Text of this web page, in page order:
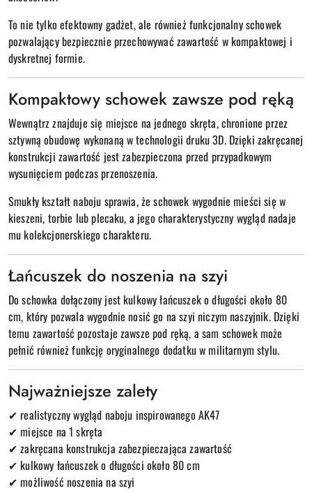
To nie tylko efektowny gadżet, ale również funkcjonalny schowek
pozwalający bezpiecznie przechowywać zawartość w kompaktowej i
dyskretnej formie.
Kompaktowy schowek zawsze pod ręką
Wewnątrz znajduje się miejsce na jednego skręta, chronione przez
sztywną obudowę wykonaną w technologii druku 3D. Dzięki zakręcanej
konstrukcji zawartość jest zabezpieczona przed przypadkowym
wysunięciem podczas przenoszenia.
Smukły kształt naboju sprawia, że schowek wygodnie mieści się w
kieszeni, torbie lub plecaku, a jego charakterystyczny wygląd nadaje
mu kolekcjonerskiego charakteru.
Łańcuszek do noszenia na szyi
Do schowka dołączony jest kulkowy łańcuszek o długości około 80
cm, który pozwala wygodnie nosić go na szyi niczym naszyjnik. Dzięki
temu zawartość pozostaje zawsze pod ręką, a sam schowek może
pełnić również funkcję oryginalnego dodatku w militarnym stylu.
Najważniejsze zalety
✔ realistyczny wygląd naboju inspirowanego AK47
✔ miejsce na 1 skręta
✔ zakręcana konstrukcja zabezpieczająca zawartość
✔ kulkowy łańcuszek o długości około 80 cm
✔ możliwość noszenia na szyi